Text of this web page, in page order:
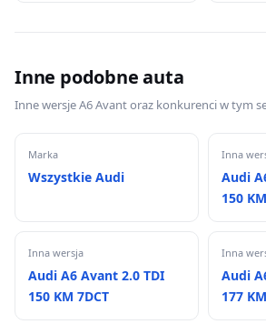
Inne podobne auta
Inne wersje A6 Avant oraz konkurenci w tym
Marka
Wszystkie Audi
Inna
Audi
150
Inna wersja
Audi A6 Avant 2.0 TDI
150 KM 7DCT
Inna
Audi
177